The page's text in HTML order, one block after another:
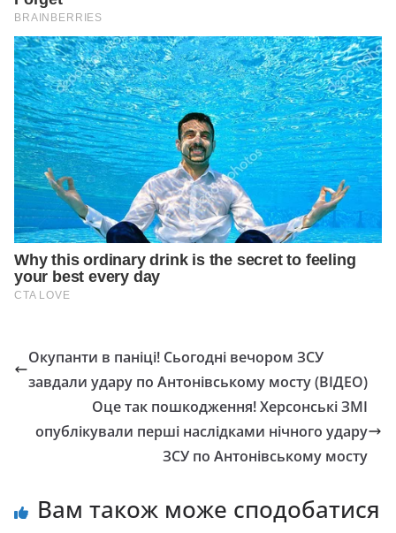
Окупанти в паніці! Сьогодні вечором ЗСУ
завдали удару по Антонівському мосту (ВІДЕО)
Оце так пошкодження! Херсонські ЗМІ
опублікували перші наслідками нічного удару
ЗСУ по Антонівському мосту
Вам також може сподобатися